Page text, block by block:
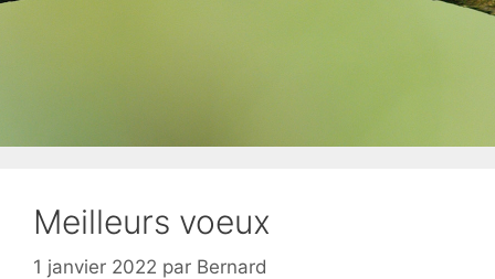
Meilleurs voeux
1 janvier 2022 par Bernard